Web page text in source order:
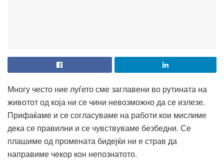
Многу често ние луѓето сме заглавени во рутината на
животот од која ни се чини невозможно да се излезе.
Прифаќаме и се согласуваме на работи кои мислиме
дека се правилни и се чувствуваме безбедни. Се
плашиме од промената бидејќи ни е страв да
направиме чекор кон непознатото.